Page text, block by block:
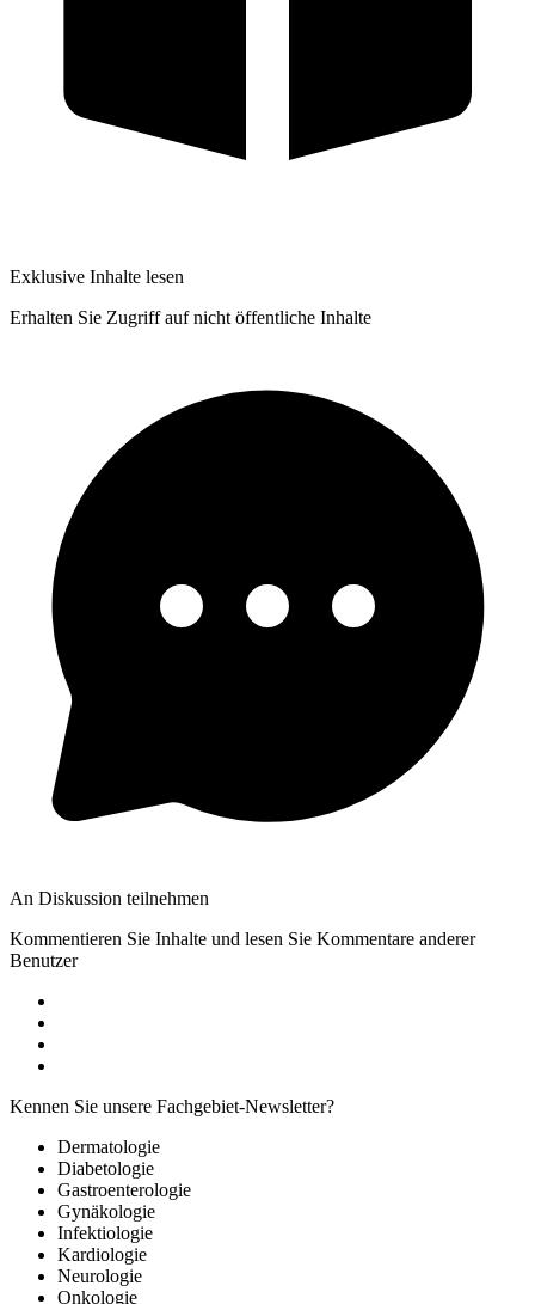
Exklusive Inhalte lesen
Erhalten Sie Zugriff auf nicht öffentliche Inhalte
An Diskussion teilnehmen
Kommentieren Sie Inhalte und lesen Sie Kommentare anderer
Benutzer
Kennen Sie unsere Fachgebiet-Newsletter?
Dermatologie
Diabetologie
Gastroenterologie
Gynäkologie
Infektiologie
Kardiologie
Neurologie
Onkologie